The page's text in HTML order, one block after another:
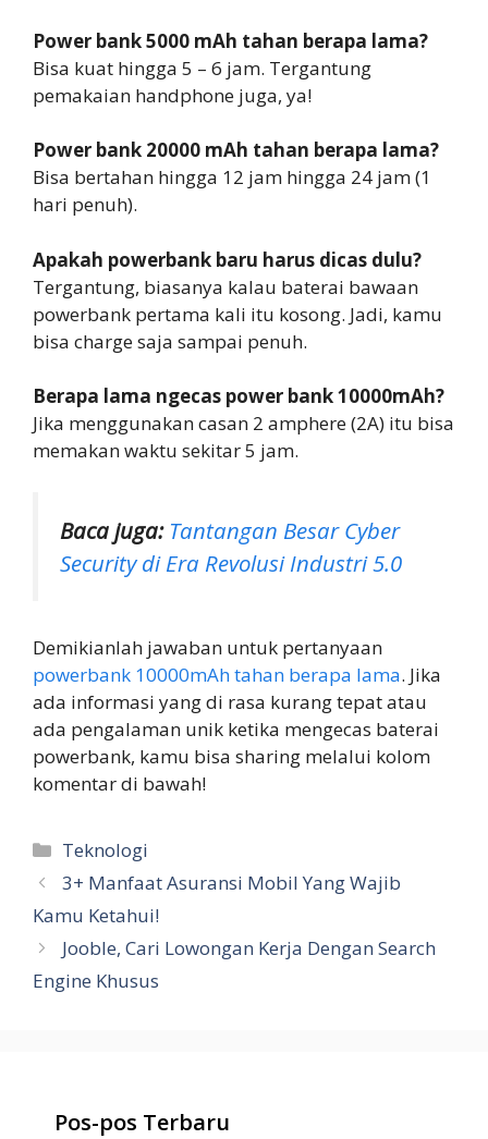
Power bank 5000 mAh tahan berapa lama?
Bisa kuat hingga 5 – 6 jam. Tergantung
pemakaian handphone juga, ya!
Power bank 20000 mAh tahan berapa lama?
Bisa bertahan hingga 12 jam hingga 24 jam (1
hari penuh).
Apakah powerbank baru harus dicas dulu?
Tergantung, biasanya kalau baterai bawaan
powerbank pertama kali itu kosong. Jadi, kamu
bisa charge saja sampai penuh.
Berapa lama ngecas power bank 10000mAh?
Jika menggunakan casan 2 amphere (2A) itu bisa
memakan waktu sekitar 5 jam.
Baca juga: Tantangan Besar Cyber
Security di Era Revolusi Industri 5.0
Demikianlah jawaban untuk pertanyaan
powerbank 10000mAh tahan berapa lama. Jika
ada informasi yang di rasa kurang tepat atau
ada pengalaman unik ketika mengecas baterai
powerbank, kamu bisa sharing melalui kolom
komentar di bawah!
Kategori
Teknologi
3+ Manfaat Asuransi Mobil Yang Wajib
Kamu Ketahui!
Jooble, Cari Lowongan Kerja Dengan Search
Engine Khusus
Pos-pos Terbaru